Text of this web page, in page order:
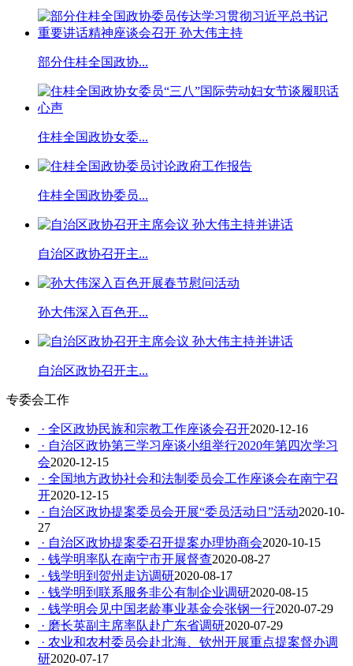
部分住桂全国政协...
住桂全国政协女委...
住桂全国政协委员...
自治区政协召开主...
孙大伟深入百色开...
自治区政协召开主...
专委会工作
· 全区政协民族和宗教工作座谈会召开2020-12-16
· 自治区政协第三学习座谈小组举行2020年第四次学习
会2020-12-15
· 全国地方政协社会和法制委员会工作座谈会在南宁召
开2020-12-15
· 自治区政协提案委员会开展“委员活动日”活动2020-10-
27
· 自治区政协提案委召开提案办理协商会2020-10-15
· 钱学明率队在南宁市开展督查2020-08-27
· 钱学明到贺州走访调研2020-08-17
· 钱学明到联系服务非公有制企业调研2020-08-15
· 钱学明会见中国老龄事业基金会张钢一行2020-07-29
· 磨长英副主席率队赴广东省调研2020-07-29
· 农业和农村委员会赴北海、钦州开展重点提案督办调
研2020-07-17